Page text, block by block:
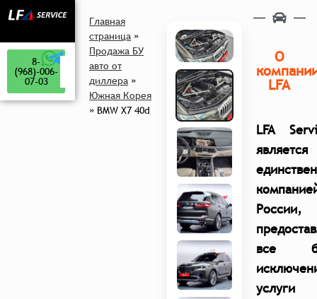
8-
(968)-006-
07-03
Главная
страница »
Продажа БУ
авто от
диллера »
Южная Корея
» BMW X7 40d
О
LFA
LFA
является
России,
все
услуги